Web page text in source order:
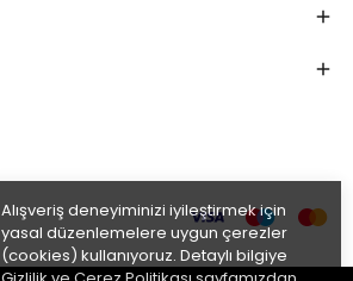
Alışveriş deneyiminizi iyileştirmek için
yasal düzenlemelere uygun çerezler
(cookies) kullanıyoruz. Detaylı bilgiye